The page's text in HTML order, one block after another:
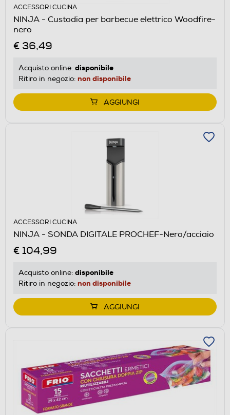
ACCESSORI CUCINA
NINJA - Custodia per barbecue elettrico Woodfire-
nero
€ 36,49
Acquisto online: disponibile
Ritiro in negozio: non disponibile
AGGIUNGI
ACCESSORI CUCINA
NINJA - SONDA DIGITALE PROCHEF-Nero/acciaio
€ 104,99
Acquisto online: disponibile
Ritiro in negozio: non disponibile
AGGIUNGI